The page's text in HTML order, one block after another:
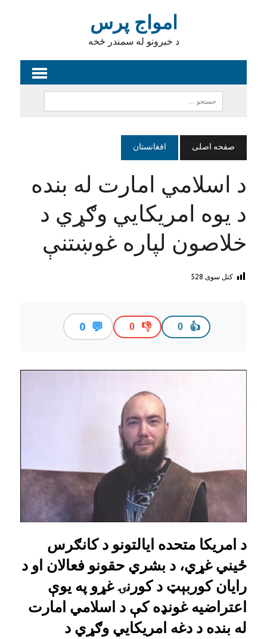
امواج پرس
د خبرونو له سمندر څخه
صفحه اصلی افغانستان
د اسلامي امارت له بنده
د یوه امریکايي وګړي د
خلاصون لپاره غوښتنې
کتل سوی 528
👍
0
👎
0
💬
0
د امریکا متحده ایالتونو د کانګرس
ځيني غړي، د بشري حقونو فعالان او د
رایان کوربېټ د کورنۍ غړو په یوې
اعتراضيه غونډه کې د اسلامي امارت
له بنده د دغه امریکایي وګړي د